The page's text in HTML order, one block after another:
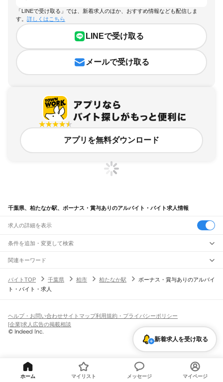
「LINEで受け取る」では、新着求人のほか、おすすめ情報なども配信しま
す。 詳しくはこちら
LINEで受け取る
メールで受け取る
アプリを無料ダウンロード
千葉県、柏たなか駅、ボーナス・賞与ありのアルバイト・バイト求人情報
求人の詳細を表示
条件を追加・変更して検索
市区町村を追加・変更
千葉県すべて
千葉市 すべて
旭市習志野市柏市勝浦市市原市流山市八千代市我孫子市鴨川市鎌ケ谷市
君津市富津市浦安市 印西市白井市富里市南房総市
匝瑳市香取市 印旛郡 香取郡山武郡 長生郡夷隅郡
駅を追加・変更
JR中央・総武線
市川駅本八幡駅下総中山駅 津田沼駅幕張本郷駅幕張駅
新検見川駅
南酒々井駅
日向駅 横芝駅飯倉駅 干潟駅
飯岡駅倉橋駅 松岸駅銚子駅
職種を追加・変更
飲食・フードサービスすべて
ホールスタッフキッチンスタッフ
パン屋（ベーカリー）
バー（BAR）・バーテンダー
飲食店（店長・マネージャー）
営業テレフォンアポインター（テレアポ） ルートセールス
フードカウンター販売員
アパレル
家電量販店・携帯販売（携帯ショップ）
販売店（店長・マネージャー） その他販売
人気
日払いOK高校生歓迎 髪型・髪色自由
留学生・外国人活躍中
シフト
土日祝のみOK
平日のみOK 週1日からOK 週2・3日からOK
週4日以上OK
雇用形態を追加・変更
派遣社員
業務委託
関連キーワード
バイトTOP
千葉県 柏市 柏たなか駅
ボーナス・賞与ありのアルバイ
ト・バイト・求人
新着求人を受け取る
ヘルプ・お問い合わせサイトマップ利用規約・プライバシーポリシー
[企業]求人広告の掲載相談
ホーム マイリスト メッセージ マイページ